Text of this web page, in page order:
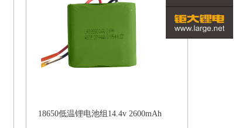
18650低温锂电池组14.4v 2600mAh